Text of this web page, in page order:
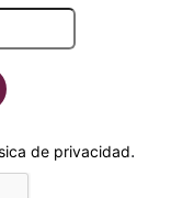
de privacidad.